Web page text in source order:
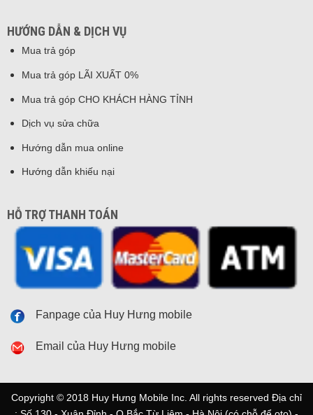
HƯỚNG DẪN & DỊCH VỤ
Mua trả góp
Mua trả góp LÃI XUẤT 0%
Mua trả góp CHO KHÁCH HÀNG TỈNH
Dịch vụ sửa chữa
Hướng dẫn mua online
Hướng dẫn khiếu nại
HỖ TRỢ THANH TOÁN
Fanpage của Huy Hưng mobile
Email của Huy Hưng mobile
Copyright © 2018 Huy Hưng Mobile Inc. All rights reserved Địa chỉ